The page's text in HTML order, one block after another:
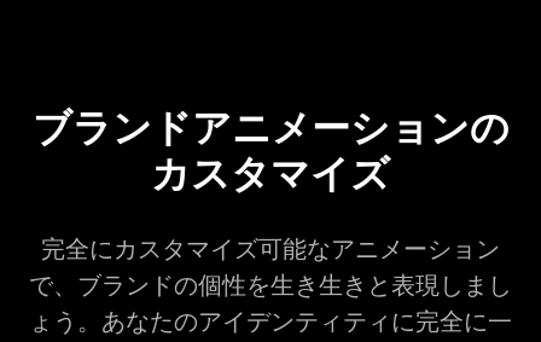
ブランドアニメーションの
カスタマイズ
完全にカスタマイズ可能なアニメーション
で、ブランドの個性を生き生きと表現しまし
ょう。あなたのアイデンティティに完全に一